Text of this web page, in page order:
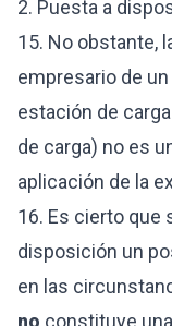
2. Puesta a
15. No obstante,
empresario de
estación de
de carga) no es
aplicación de la
16. Es cierto que
disposición un
en las
no constituye una